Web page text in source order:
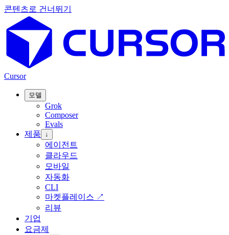
콘텐츠로 건너뛰기
Cursor
모델
Grok
Composer
Evals
제품
↓
에이전트
클라우드
모바일
자동화
CLI
마켓플레이스 ↗
리뷰
기업
요금제